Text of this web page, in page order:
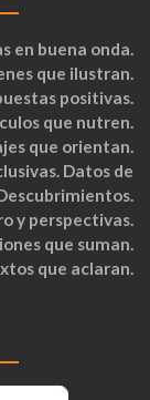
en buena onda.
que ilustran.
positivas.
que nutren.
que orientan.
Datos de
y perspectivas.
que suman.
que aclaran.